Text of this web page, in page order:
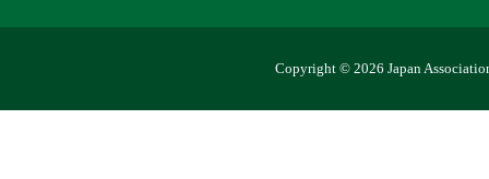
Copyright © 2026 Japan